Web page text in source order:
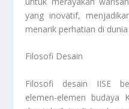
yang inovatif,
menarik perhatian di
Filosofi Desain
Filosofi desain IISE
elemen-elemen budaya